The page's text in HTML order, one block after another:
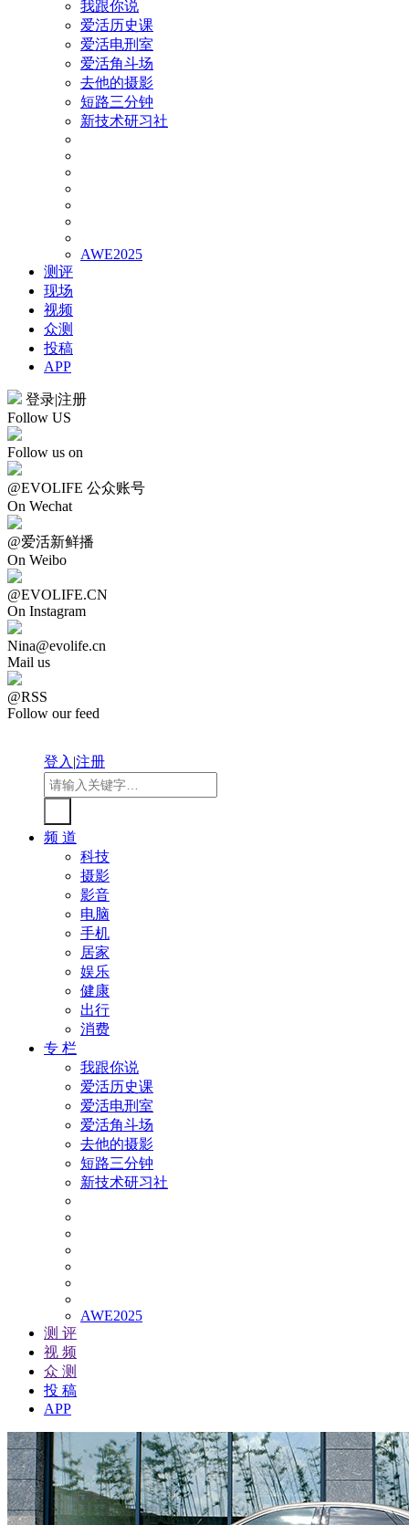
我跟你说
爱活历史课
爱活电刑室
爱活角斗场
去他的摄影
短路三分钟
新技术研习社
AWE2025
测评
现场
视频
众测
投稿
APP
登录|注册
Follow US
Follow us on
@EVOLIFE 公众账号
On Wechat
@爱活新鲜播
On Weibo
@EVOLIFE.CN
On Instagram
Nina@evolife.cn
Mail us
@RSS
Follow our feed
登入|注册
频 道
科技
摄影
影音
电脑
手机
居家
娱乐
健康
出行
消费
专 栏
我跟你说
爱活历史课
爱活电刑室
爱活角斗场
去他的摄影
短路三分钟
新技术研习社
AWE2025
测 评
视 频
众 测
投 稿
APP